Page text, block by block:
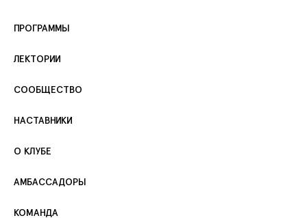
ПРОГРАММЫ
ЛЕКТОРИИ
СООБЩЕСТВО
НАСТАВНИКИ
О КЛУБЕ
АМБАССАДОРЫ
КОМАНДА